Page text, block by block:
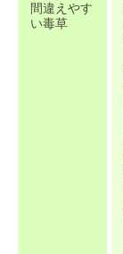
間違えやす
い毒草